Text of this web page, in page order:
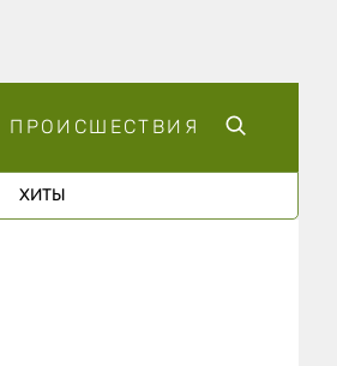
ПРОИСШЕСТВИЯ
ХИТЫ